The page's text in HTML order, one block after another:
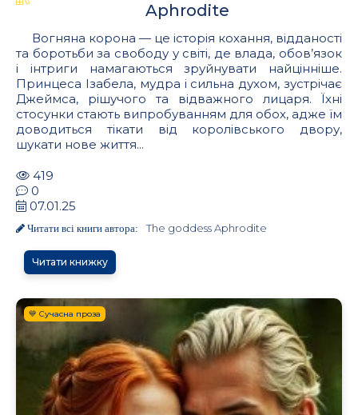
Aphrodite
Вогняна корона — це історія кохання, відданості
та боротьби за свободу у світі, де влада, обов’язок
і інтриги намагаються зруйнувати найцінніше.
Принцеса Ізабела, мудра і сильна духом, зустрічає
Джеймса, рішучого та відважного лицаря. Їхні
стосунки стають випробуванням для обох, адже їм
доводиться тікати від королівського двору,
шукати нове життя...
419
0
07.01.25
Читати всі книги автора: The goddess Aphrodite
Читати книжку
💙 Сучасна проза